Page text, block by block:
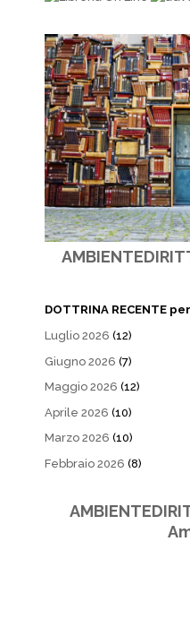
DOTTRINA RECENTE
Luglio 2026 (12)
Giugno 2026 (7)
Maggio 2026 (12)
Aprile 2026 (10)
Marzo 2026 (10)
Febbraio 2026 (8)